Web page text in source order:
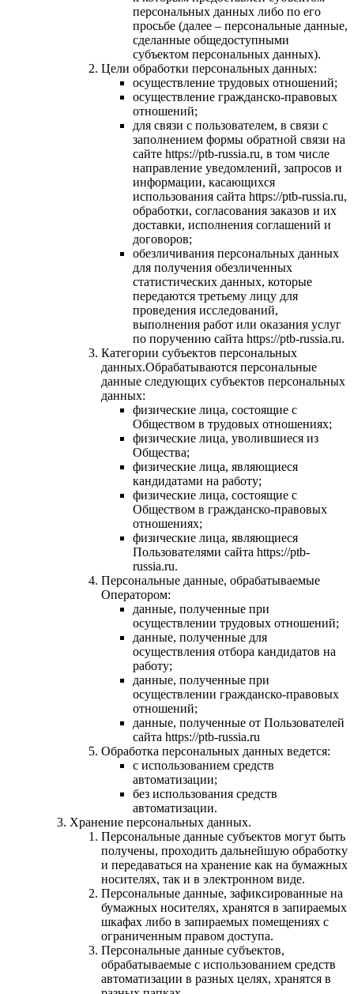
персональных данных либо по его
просьбе (далее – персональные данные,
сделанные общедоступными
субъектом персональных данных).
Цели обработки персональных данных:
осуществление трудовых отношений;
осуществление гражданско-правовых
отношений;
для связи с пользователем, в связи с
заполнением формы обратной связи на
сайте https://ptb-russia.ru, в том числе
направление уведомлений, запросов и
информации, касающихся
использования сайта https://ptb-russia.ru,
обработки, согласования заказов и их
доставки, исполнения соглашений и
договоров;
обезличивания персональных данных
для получения обезличенных
статистических данных, которые
передаются третьему лицу для
проведения исследований,
выполнения работ или оказания услуг
по поручению сайта https://ptb-russia.ru.
Категории субъектов персональных
данных.Обрабатываются персональные
данные следующих субъектов персональных
данных:
физические лица, состоящие с
Обществом в трудовых отношениях;
физические лица, уволившиеся из
Общества;
физические лица, являющиеся
кандидатами на работу;
физические лица, состоящие с
Обществом в гражданско-правовых
отношениях;
физические лица, являющиеся
Пользователями сайта https://ptb-
russia.ru.
Персональные данные, обрабатываемые
Оператором:
данные, полученные при
осуществлении трудовых отношений;
данные, полученные для
осуществления отбора кандидатов на
работу;
данные, полученные при
осуществлении гражданско-правовых
отношений;
данные, полученные от Пользователей
сайта https://ptb-russia.ru
Обработка персональных данных ведется:
с использованием средств
автоматизации;
без использования средств
автоматизации.
Хранение персональных данных.
Персональные данные субъектов могут быть
получены, проходить дальнейшую обработку
и передаваться на хранение как на бумажных
носителях, так и в электронном виде.
Персональные данные, зафиксированные на
бумажных носителях, хранятся в запираемых
шкафах либо в запираемых помещениях с
ограниченным правом доступа.
Персональные данные субъектов,
обрабатываемые с использованием средств
автоматизации в разных целях, хранятся в